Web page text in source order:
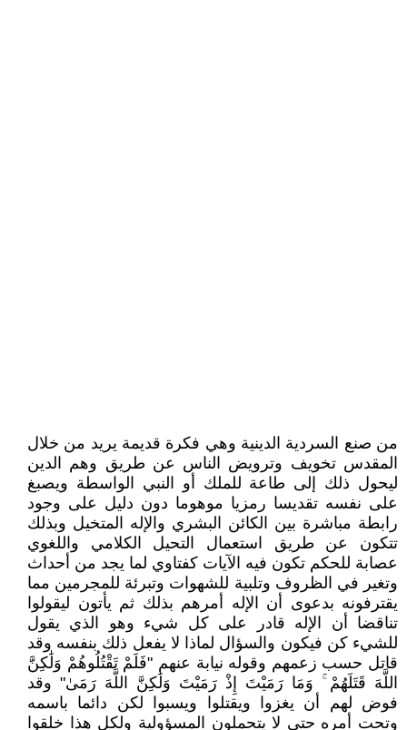
من صنع السردية الدينية وهي فكرة قديمة يريد من خلال
المقدس تخويف وترويض الناس عن طريق وهم الدين
ليحول ذلك إلى طاعة للملك أو النبي الواسطة ويصبغ
على نفسه تقديسا رمزيا موهوما دون دليل على وجود
رابطة مباشرة بين الكائن البشري والإله المتخيل وبذلك
تتكون عن طريق استعمال التحيل الكلامي واللغوي
عصابة للحكم تكون فيه الآيات كفتاوي لما يجد من أحداث
وتغير في الظروف وتلبية للشهوات وتبرئة للمجرمين مما
يقترفونه بدعوى أن الإله أمرهم بذلك ثم يأتون ليقولوا
تناقضا أن الإله قادر على كل شيء وهو الذي يقول
للشيء كن فيكون والسؤال لماذا لا يفعل ذلك بنفسه وقد
قاتل حسب زعمهم وقوله نيابة عنهم "فَلَمْ تَقْتُلُوهُمْ وَلَٰكِنَّ
اللَّهَ قَتَلَهُمْ ۚ وَمَا رَمَيْتَ إِذْ رَمَيْتَ وَلَٰكِنَّ اللَّهَ رَمَىٰ" وقد
فوض لهم أن يغزوا ويقتلوا ويسبوا لكن دائما باسمه
وتحت أمره حتى لا يتحملون المسؤولية ولكل هذا خلقوا